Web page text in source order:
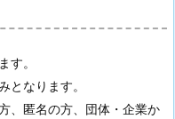
す。
となります。
、匿名の方、団体・企業か